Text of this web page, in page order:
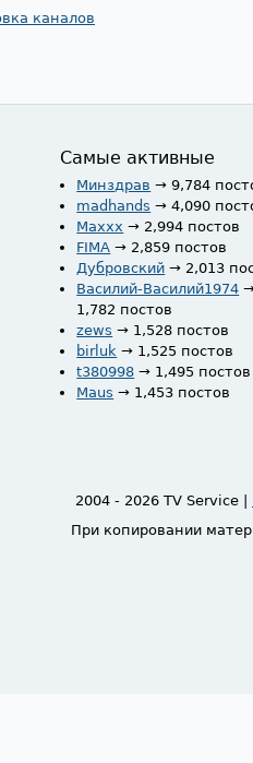
каналов
Самые активные
Минздрав → 9,784
madhands → 4,090
Maxxx → 2,994 постов
FIMA → 2,859 постов
Дубровский → 2,013
Василий-Василий1974
1,782 постов
zews → 1,528 постов
birluk → 1,525 постов
t380998 → 1,495 постов
Maus → 1,453 постов
2004 - 2026 TV Service |
При копировании